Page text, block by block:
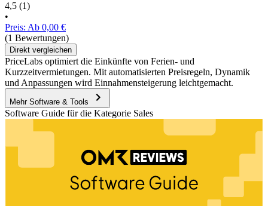
4,5 (1)
•
Preis: Ab 0,00 €
(1 Bewertungen)
Direkt vergleichen
PriceLabs optimiert die Einkünfte von Ferien- und
Kurzzeitvermietungen. Mit automatisierten Preisregeln, Dynamik
und Anpassungen wird Einnahmensteigerung leichtgemacht.
Mehr Software & Tools
Software Guide für die Kategorie Sales